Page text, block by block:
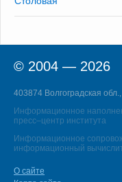
© 2004 — 2026
403874 Волгоградская
Информационное
пресс–центр института
Информационное
информационный
О сайте